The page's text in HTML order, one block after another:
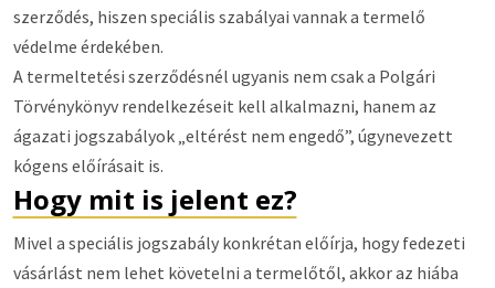
szerződés, hiszen speciális szabályai vannak a termelő
védelme érdekében.
A termeltetési szerződésnél ugyanis nem csak a Polgári
Törvénykönyv rendelkezéseit kell alkalmazni, hanem az
ágazati jogszabályok „eltérést nem engedő”, úgynevezett
kógens előírásait is.
Hogy mit is jelent ez?
Mivel a speciális jogszabály konkrétan előírja, hogy fedezeti
vásárlást nem lehet követelni a termelőtől, akkor az hiába